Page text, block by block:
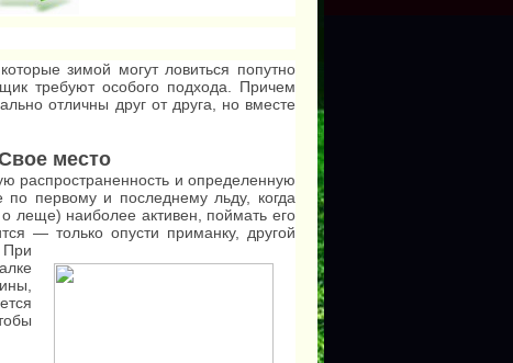
зимой могут ловиться попутно
требуют особого подхода. Причем
отличны друг от друга, но вместе
место
распространенность и определенную
по первому и последнему льду, когда
леще) наиболее активен, поймать его
— только опусти приманку, другой